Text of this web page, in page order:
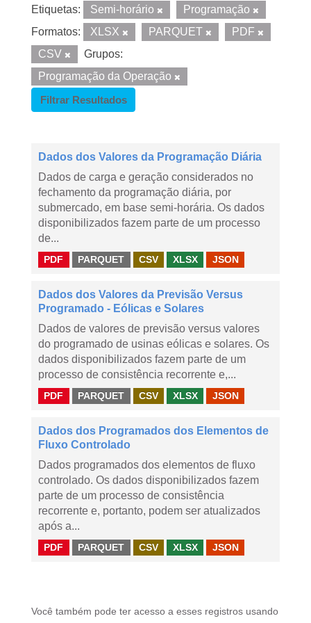
Etiquetas: Semi-horário
Programação
Formatos:
XLSX PARQUET
PDF
CSV
Grupos:
Programação da Operação
Filtrar Resultados
Dados dos Valores da Programação Diária
Dados de carga e geração considerados no
fechamento da programação diária, por
submercado, em base semi-horária. Os dados
disponibilizados fazem parte de um processo
de...
PDF PARQUET CSV XLSX JSON
Dados dos Valores da Previsão Versus
Programado - Eólicas e Solares
Dados de valores de previsão versus valores
do programado de usinas eólicas e solares. Os
dados disponibilizados fazem parte de um
processo de consistência recorrente e,...
PDF PARQUET CSV XLSX JSON
Dados dos Programados dos Elementos de
Fluxo Controlado
Dados programados dos elementos de fluxo
controlado. Os dados disponibilizados fazem
parte de um processo de consistência
recorrente e, portanto, podem ser atualizados
após a...
PDF PARQUET CSV XLSX JSON
Você também pode ter acesso a esses registros usando